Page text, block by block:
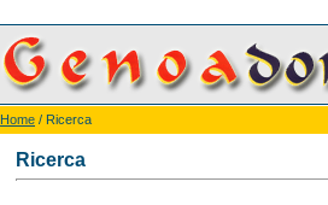
Home / Ricerca
Ricerca